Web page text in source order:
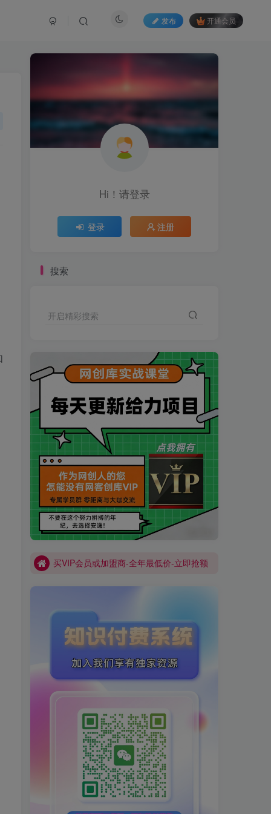
发布 开通会员
Hi！请登录
登录 注册
搜索
开启精彩搜索
买VIP会员或加盟商-全年最低价-立即抢额
网创库-限时优惠 别错过!
买VIP会员或加盟商-全年最低价-立即抢额
网创库-限时优惠 别错过!